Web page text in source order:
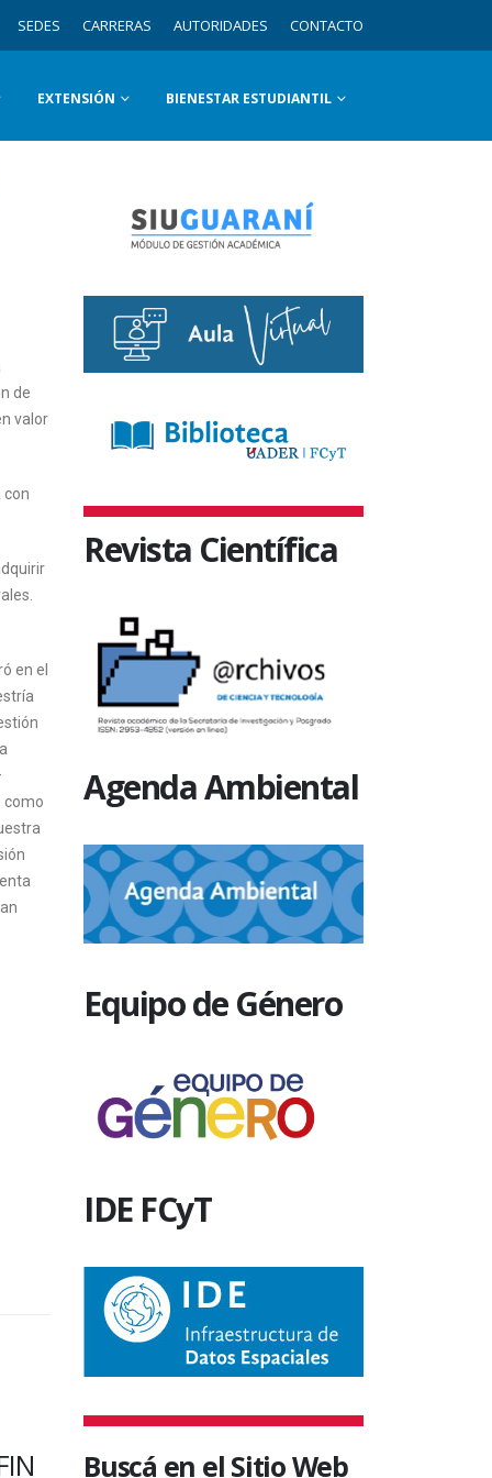
SEDES CARRERAS AUTORIDADES CONTACTO
EXTENSIÓN BIENESTAR ESTUDIANTIL
de
valor
con
en el
como
SIN CATEGORÍA
POR EL
SIN CATEGORÍA
DUELO POR
Revista Científica
Agenda Ambiental
Equipo de Género
IDE FCyT
Buscá en el Sitio Web